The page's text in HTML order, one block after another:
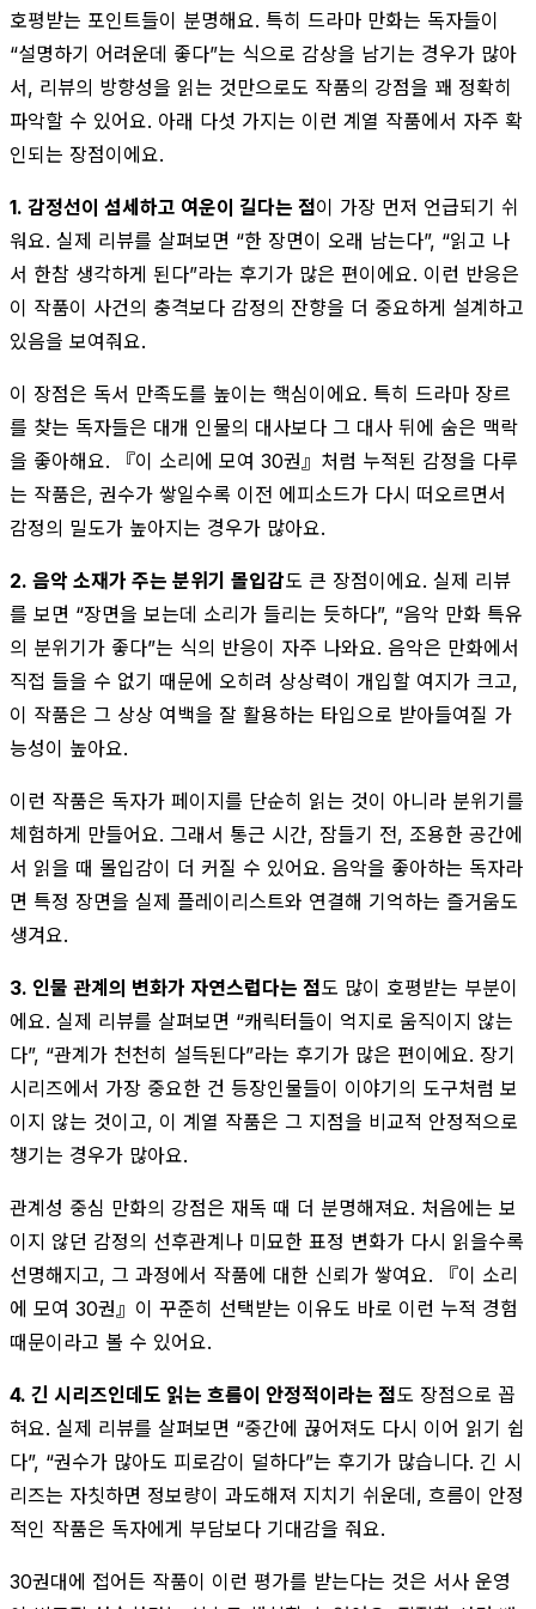
호평받는 포인트들이 분명해요. 특히 드라마 만화는 독자들이
“설명하기 어려운데 좋다”는 식으로 감상을 남기는 경우가 많아
서, 리뷰의 방향성을 읽는 것만으로도 작품의 강점을 꽤 정확히
파악할 수 있어요. 아래 다섯 가지는 이런 계열 작품에서 자주 확
인되는 장점이에요.
1. 감정선이 섬세하고 여운이 길다는 점이 가장 먼저 언급되기 쉬
워요. 실제 리뷰를 살펴보면 “한 장면이 오래 남는다”, “읽고 나
서 한참 생각하게 된다”라는 후기가 많은 편이에요. 이런 반응은
이 작품이 사건의 충격보다 감정의 잔향을 더 중요하게 설계하고
있음을 보여줘요.
이 장점은 독서 만족도를 높이는 핵심이에요. 특히 드라마 장르
를 찾는 독자들은 대개 인물의 대사보다 그 대사 뒤에 숨은 맥락
을 좋아해요. 『이 소리에 모여 30권』처럼 누적된 감정을 다루
는 작품은, 권수가 쌓일수록 이전 에피소드가 다시 떠오르면서
감정의 밀도가 높아지는 경우가 많아요.
2. 음악 소재가 주는 분위기 몰입감도 큰 장점이에요. 실제 리뷰
를 보면 “장면을 보는데 소리가 들리는 듯하다”, “음악 만화 특유
의 분위기가 좋다”는 식의 반응이 자주 나와요. 음악은 만화에서
직접 들을 수 없기 때문에 오히려 상상력이 개입할 여지가 크고,
이 작품은 그 상상 여백을 잘 활용하는 타입으로 받아들여질 가
능성이 높아요.
이런 작품은 독자가 페이지를 단순히 읽는 것이 아니라 분위기를
체험하게 만들어요. 그래서 통근 시간, 잠들기 전, 조용한 공간에
서 읽을 때 몰입감이 더 커질 수 있어요. 음악을 좋아하는 독자라
면 특정 장면을 실제 플레이리스트와 연결해 기억하는 즐거움도
생겨요.
3. 인물 관계의 변화가 자연스럽다는 점도 많이 호평받는 부분이
에요. 실제 리뷰를 살펴보면 “캐릭터들이 억지로 움직이지 않는
다”, “관계가 천천히 설득된다”라는 후기가 많은 편이에요. 장기
시리즈에서 가장 중요한 건 등장인물들이 이야기의 도구처럼 보
이지 않는 것이고, 이 계열 작품은 그 지점을 비교적 안정적으로
챙기는 경우가 많아요.
관계성 중심 만화의 강점은 재독 때 더 분명해져요. 처음에는 보
이지 않던 감정의 선후관계나 미묘한 표정 변화가 다시 읽을수록
선명해지고, 그 과정에서 작품에 대한 신뢰가 쌓여요. 『이 소리
에 모여 30권』이 꾸준히 선택받는 이유도 바로 이런 누적 경험
때문이라고 볼 수 있어요.
4. 긴 시리즈인데도 읽는 흐름이 안정적이라는 점도 장점으로 꼽
혀요. 실제 리뷰를 살펴보면 “중간에 끊어져도 다시 이어 읽기 쉽
다”, “권수가 많아도 피로감이 덜하다”는 후기가 많습니다. 긴 시
리즈는 자칫하면 정보량이 과도해져 지치기 쉬운데, 흐름이 안정
적인 작품은 독자에게 부담보다 기대감을 줘요.
30권대에 접어든 작품이 이런 평가를 받는다는 것은 서사 운영